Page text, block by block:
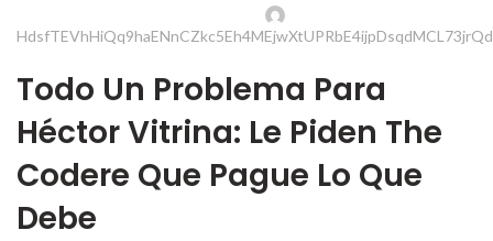
Todo Un Problema Para
Héctor Vitrina: Le Piden The
Codere Que Pague Lo Que
Debe